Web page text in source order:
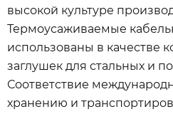
высокой культуре
Термоусаживаемые
использованы в качестве
заглушек для стальных и
Соответствие
хранению и